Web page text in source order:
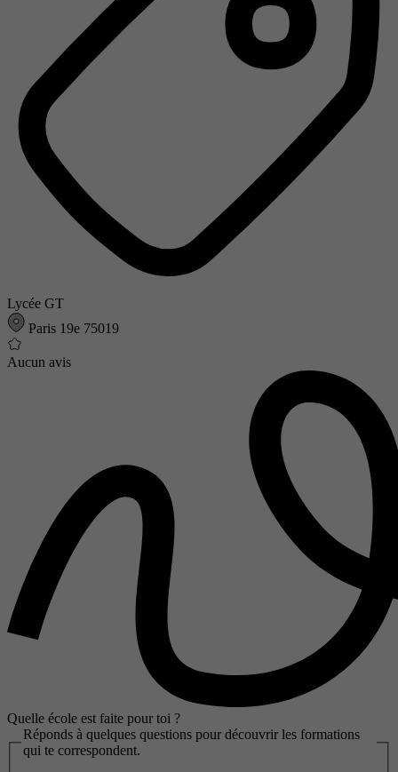
Lycée GT
Paris 19e 75019
Aucun avis
Quelle école est faite pour toi ?
Réponds à quelques questions pour découvrir les formations
qui te correspondent.